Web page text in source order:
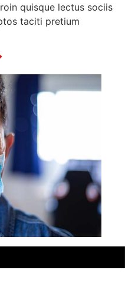
quisque lectus sociis
taciti pretium